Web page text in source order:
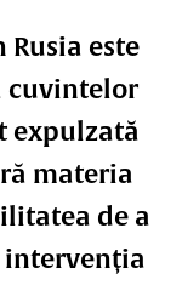
Rusia este
cuvintelor
expulzată
materia
de a
intervenția